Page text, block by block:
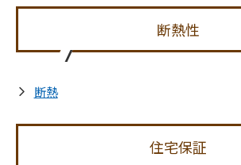
断熱性
断熱
住宅保証